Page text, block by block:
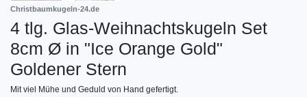
Christbaumkugeln-24.de
4 tlg. Glas-Weihnachtskugeln Set
8cm Ø in "Ice Orange Gold"
Goldener Stern
Mit viel Mühe und Geduld von Hand gefertigt.